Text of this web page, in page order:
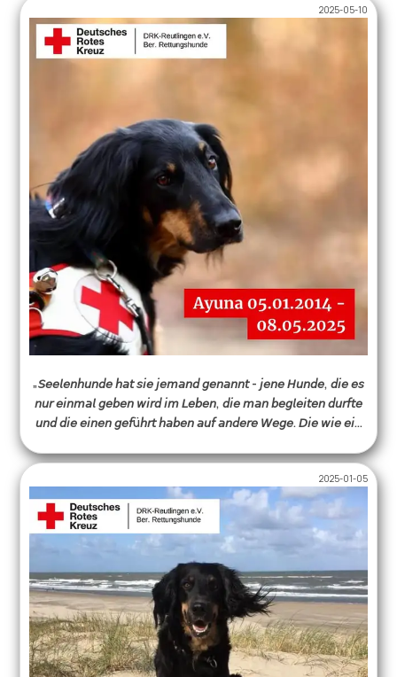
2025-05-10
„𝘚𝘦𝘦𝘭𝘦𝘯𝘩𝘶𝘯𝘥𝘦 𝘩𝘢𝘵 𝘴𝘪𝘦 𝘫𝘦𝘮𝘢𝘯𝘥 𝘨𝘦𝘯𝘢𝘯𝘯𝘵 - 𝘫𝘦𝘯𝘦 𝘏𝘶𝘯𝘥𝘦, 𝘥𝘪𝘦 𝘦𝘴
𝘯𝘶𝘳 𝘦𝘪𝘯𝘮𝘢𝘭 𝘨𝘦𝘣𝘦𝘯 𝘸𝘪𝘳𝘥 𝘪𝘮 𝘓𝘦𝘣𝘦𝘯, 𝘥𝘪𝘦 𝘮𝘢𝘯 𝘣𝘦𝘨𝘭𝘦𝘪𝘵𝘦𝘯 𝘥𝘶𝘳𝘧𝘵𝘦
𝘶𝘯𝘥 𝘥𝘪𝘦 𝘦𝘪𝘯𝘦𝘯 𝘨𝘦𝘧ü𝘩𝘳𝘵 𝘩𝘢𝘣𝘦𝘯 𝘢𝘶𝘧 𝘢𝘯𝘥𝘦𝘳𝘦 𝘞𝘦𝘨𝘦. 𝘋𝘪𝘦 𝘸𝘪𝘦 𝘦𝘪𝘯
𝘥𝘪𝘦 𝘶𝘯𝘴 𝘰𝘩𝘯𝘦 𝘞𝘰𝘳𝘵𝘦 𝘷𝘦𝘳𝘴𝘵𝘢𝘯𝘥𝘦𝘯.“ -Antoine de Saint-
erhielten, dass Ayuna vorausgegangen ist.🥺 Bereits 2014
begann sie auf kleinen Welpenpfoten ihre Karriere in
unserer Bereitschaft. Mit ihrem Frauchen Bärbel
absolvierte sie nicht nur zahlreiche Trainings, Prüfungen
und Einsätze, sondern war auch nach ihrem Ruhestand
noch als geprüftes Therapiehundeteam im Einsatz. Beide
waren unzertrennlich, wo Bärbel war, war auch Ayuna und
es war allen klar- diese zwei gehören zusammen.🥰 Ayuna
war für uns Menschen und unsere Hunde ein großer
2025-01-05